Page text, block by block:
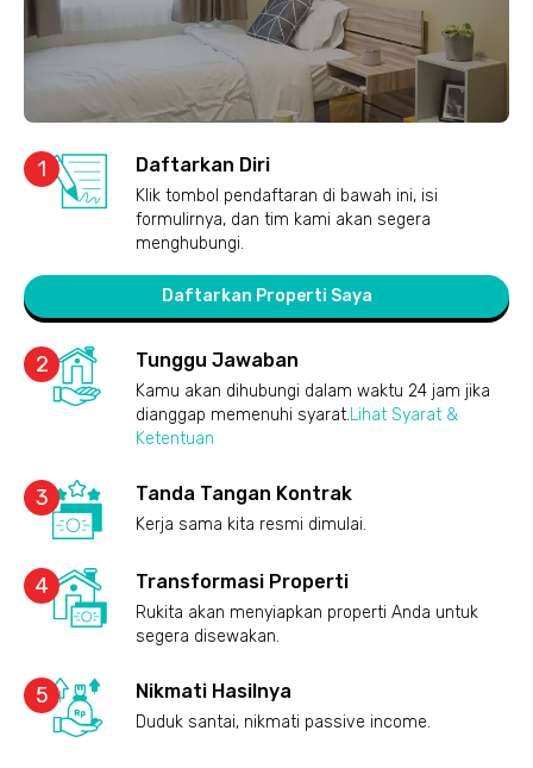
Daftarkan Diri
Klik tombol pendaftaran di bawah ini, isi
formulirnya, dan tim kami akan segera
menghubungi.
Daftarkan Properti Saya
1
Tunggu Jawaban
Kamu akan dihubungi dalam waktu 24 jam jika
dianggap memenuhi syarat.Lihat Syarat &
Ketentuan
2
Tanda Tangan Kontrak
Kerja sama kita resmi dimulai.
3
Transformasi Properti
Rukita akan menyiapkan properti Anda untuk
segera disewakan.
4
Nikmati Hasilnya
Duduk santai, nikmati passive income.
5